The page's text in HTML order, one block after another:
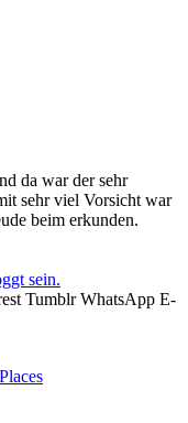
da war der sehr
sehr viel Vorsicht war
beim erkunden.
sein.
Tumblr WhatsApp E-